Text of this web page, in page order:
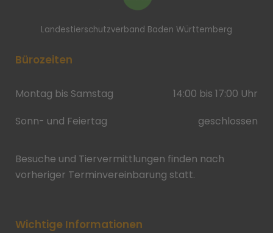
Landestierschutzverband Baden Württemberg
Bürozeiten
Montag bis Samstag
14:00 bis 17:00 Uhr
Sonn- und Feiertag
geschlossen
Besuche und Tiervermittlungen finden nach
vorheriger Terminvereinbarung statt.
Wichtige Informationen